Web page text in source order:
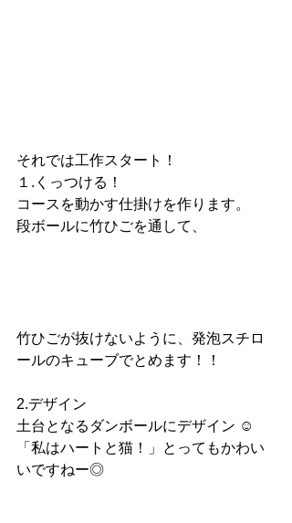
それでは工作スタート！
１.くっつける！
コースを動かす仕掛けを作ります。
段ボールに竹ひごを通して、
竹ひごが抜けないように、発泡スチロ
ールのキューブでとめます！！
2.デザイン
土台となるダンボールにデザイン ☺︎
「私はハートと猫！」とってもかわい
いですねー◎